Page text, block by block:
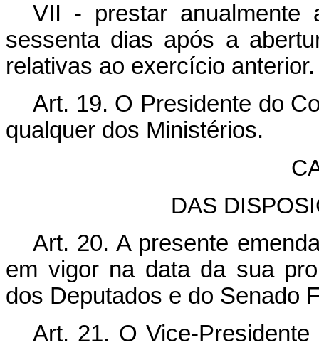
VII - prestar anualmente
sessenta dias após a
relativas ao exercício anterior.
Art. 19. O Presidente do
qualquer dos Ministérios.
DAS
Art. 20. A presente
em vigor na data da sua
dos Deputados e do Senado
Art. 21. O Vice-